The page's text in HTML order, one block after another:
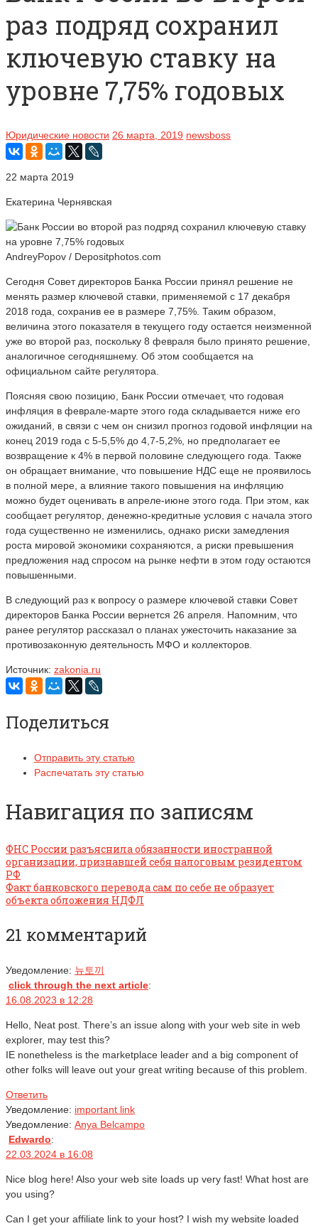
раз подряд сохранил
ключевую ставку на
уровне 7,75% годовых
Юридические новости 26 марта, 2019 newsboss
22 марта 2019
Екатерина Чернявская
AndreyPopov / Depositphotos.com
Сегодня Совет директоров Банка России принял решение не
менять размер ключевой ставки, применяемой с 17 декабря
2018 года, сохранив ее в размере 7,75%. Таким образом,
величина этого показателя в текущего году остается неизменной
уже во второй раз, поскольку 8 февраля было принято решение,
аналогичное сегодняшнему. Об этом сообщается на
официальном сайте регулятора.
Поясняя свою позицию, Банк России отмечает, что годовая
инфляция в феврале-марте этого года складывается ниже его
ожиданий, в связи с чем он снизил прогноз годовой инфляции на
конец 2019 года с 5-5,5% до 4,7-5,2%, но предполагает ее
возвращение к 4% в первой половине следующего года. Также
он обращает внимание, что повышение НДС еще не проявилось
в полной мере, а влияние такого повышения на инфляцию
можно будет оценивать в апреле-июне этого года. При этом, как
сообщает регулятор, денежно-кредитные условия с начала этого
года существенно не изменились, однако риски замедления
роста мировой экономики сохраняются, а риски превышения
предложения над спросом на рынке нефти в этом году остаются
повышенными.
В следующий раз к вопросу о размере ключевой ставки Совет
директоров Банка России вернется 26 апреля. Напомним, что
ранее регулятор рассказал о планах ужесточить наказание за
противозаконную деятельность МФО и коллекторов.
Источник: zakonia.ru
Поделиться
Отправить эту статью
Распечатать эту статью
Навигация по записям
ФНС России разъяснила обязанности иностранной
организации, признавшей себя налоговым резидентом
РФ
Факт банковского перевода сам по себе не образует
объекта обложения НДФЛ
21 комментарий
Уведомление: 뉴토끼
click through the next article:
16.08.2023 в 12:28
Hello, Neat post. There’s an issue along with your web site in web
explorer, may test this?
IE nonetheless is the marketplace leader and a big component of
other folks will leave out your great writing because of this problem.
Ответить
Уведомление: important link
Уведомление: Anya Belcampo
Edwardo:
22.03.2024 в 16:08
Nice blog here! Also your web site loads up very fast! What host are
you using?
Can I get your affiliate link to your host? I wish my website loaded